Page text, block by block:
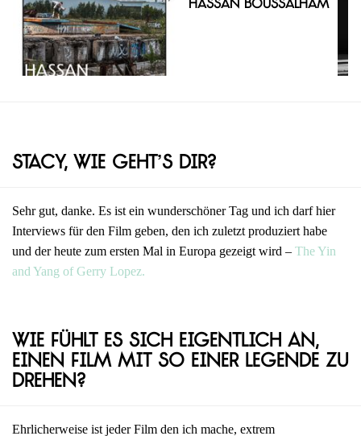
Hassan Boussalham
Stacy, wie geht’s dir?
Sehr gut, danke. Es ist ein wunderschöner Tag und ich darf hier
Interviews für den Film geben, den ich zuletzt produziert habe
und der heute zum ersten Mal in Europa gezeigt wird – The Yin
and Yang of Gerry Lopez.
Wie fühlt es sich eigentlich an,
einen Film mit so einer Legende zu
drehen?
Ehrlicherweise ist jeder Film den ich mache, extrem